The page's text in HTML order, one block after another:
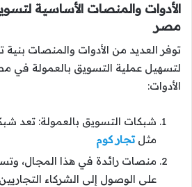
الأدوات والمنصات الأساسية
مصر
توفر العديد من الأدوات والمنصات بنية
لتسهيل عملية التسويق بالعمولة في
الأدوات:
شبكات التسويق بالعمولة: تعد
مثلتجار كوم
منصات رائدة في هذا المجال،
على الوصول إلى الشركاء